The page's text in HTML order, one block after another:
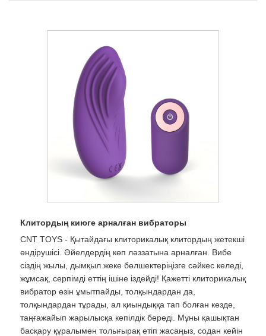
Клитордың киюге арналған вибраторы
CNT TOYS - Қытайдағы клиторикалық клитордың жетекші
өндірушісі. Әйелдердің көп ләззатына арналған. Вибе
сіздің жылы, дымқыл жеке бөлшектеріңізге сәйкес келеді,
жұмсақ, серпімді еттің ішіне іздейді! Қажетті клиторикалық
вибратор өзін ұмытпайды, толқындардан да,
толқындардан тұрады, ал қиындыққа тап болған кезде,
таңғажайып жарылысқа кепілдік береді. Мұны қашықтан
басқару құралымен толығырақ етіп жасаңыз, содан кейін